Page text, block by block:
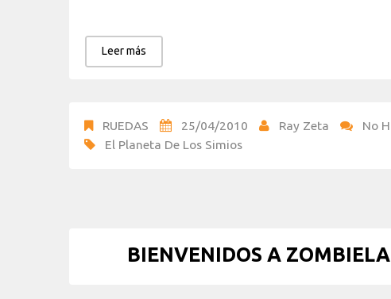
Leer más
RUEDAS 25/04/2010 Ray Zeta No
El Planeta De Los Simios
BIENVENIDOS A